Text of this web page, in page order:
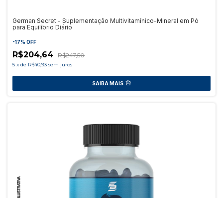
German Secret - Suplementação Multivitamínico-Mineral em Pó
para Equilíbrio Diário
-17% OFF
R$204,64 R$247,50
5 x de R$40,93 sem juros
SAIBA MAIS